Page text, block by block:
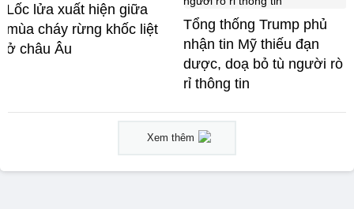
Lốc lửa xuất hiện giữa
mùa cháy rừng khốc liệt
ở châu Âu
Tổng thống Trump phủ
nhận tin Mỹ thiếu đạn
dược, doạ bỏ tù người rò
rỉ thông tin
Xem thêm